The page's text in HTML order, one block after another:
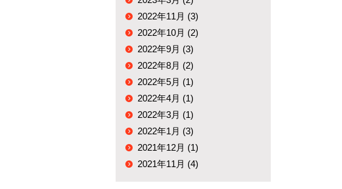
2022年11月 (3)
2022年10月 (2)
2022年9月 (3)
2022年8月 (2)
2022年5月 (1)
2022年4月 (1)
2022年3月 (1)
2022年1月 (3)
2021年12月 (1)
2021年11月 (4)